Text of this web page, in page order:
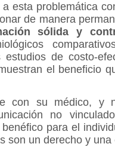
esta problemática
de manera
sólida y
de costo-
el beneficio
con su médico, y
no
para el
son un derecho y una